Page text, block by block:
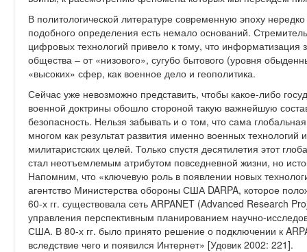
В политологической литературе современную эпоху
подобного определения есть немало оснований.
цифровых технологий привело к тому, что информатизация
общества – от «низового», сугубо бытового (уровня
«высоких» сфер, как военное дело и геополитика.
Сейчас уже невозможно представить, чтобы какое-либо
военной доктрины обошло стороной такую важнейшую
безопасность. Нельзя забывать и о том, что сама
многом как результат развития именно военных технологий
милитаристских целей. Только спустя десятилетия этот
стал неотъемлемым атрибутом повседневной жизни, но
Напомним, что «ключевую роль в появлении новых
агентство Министерства обороны США DARPA, которое
60-х гг. существовала сеть ARPANET (Advanced Research
управления перспективным планированием научно-
США. В 80-х гг. было принято решение о подключении к
вследствие чего и появился Интернет» [Удовик 2002: 221].